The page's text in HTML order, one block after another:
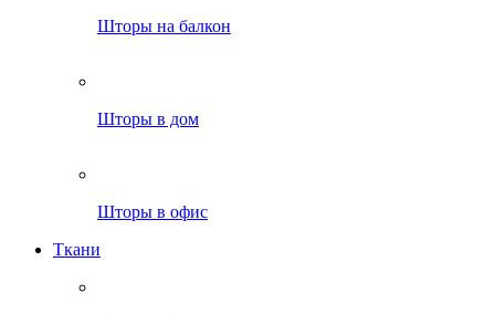
Шторы на балкон
Шторы в дом
Шторы в офис
Ткани